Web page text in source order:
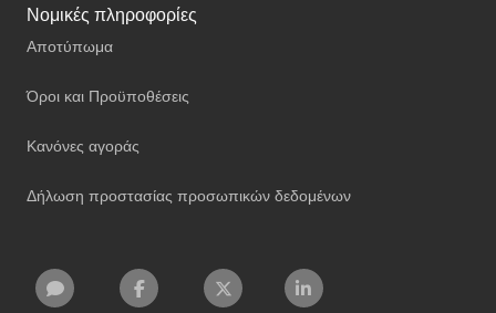
Νομικές πληροφορίες
Αποτύπωμα
Όροι και Προϋποθέσεις
Κανόνες αγοράς
Δήλωση προστασίας προσωπικών δεδομένων